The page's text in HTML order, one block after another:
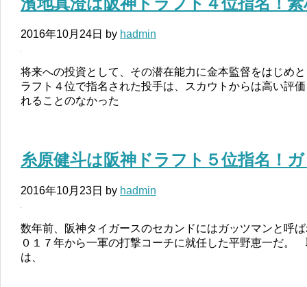
2016年10月24日 by hadmin
将来への投資として、その潜在能力に金本監督をはじめ
ラフト４位で指名された投手は、スカウトからは高い評
れることのなかった
糸原健斗は阪神ドラフト５位指名！
2016年10月23日 by hadmin
数年前、阪神タイガースのセカンドにはガッツマンと呼
０１７年から一軍の打撃コーチに就任した平野恵一だ。
は、